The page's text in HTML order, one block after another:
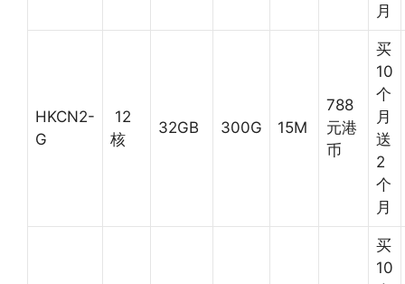
月
HKCN2-
G
12
核
32GB 300G 15M
788
元港
币
买
10
个
月
送
2
个
月
买
10